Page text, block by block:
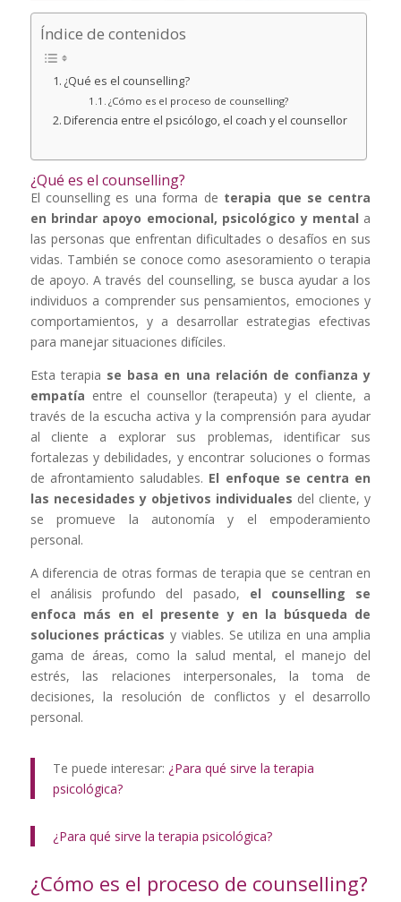
Índice de contenidos
¿Qué es el counselling?
¿Cómo es el proceso de counselling?
Diferencia entre el psicólogo, el coach y el counsellor
¿Qué es el counselling?
El counselling es una forma de terapia que se centra
en brindar apoyo emocional, psicológico y mental a
las personas que enfrentan dificultades o desafíos en sus
vidas. También se conoce como asesoramiento o terapia
de apoyo. A través del counselling, se busca ayudar a los
individuos a comprender sus pensamientos, emociones y
comportamientos, y a desarrollar estrategias efectivas
para manejar situaciones difíciles.
Esta terapia se basa en una relación de confianza y
empatía entre el counsellor (terapeuta) y el cliente, a
través de la escucha activa y la comprensión para ayudar
al cliente a explorar sus problemas, identificar sus
fortalezas y debilidades, y encontrar soluciones o formas
de afrontamiento saludables. El enfoque se centra en
las necesidades y objetivos individuales del cliente, y
se promueve la autonomía y el empoderamiento
personal.
A diferencia de otras formas de terapia que se centran en
el análisis profundo del pasado, el counselling se
enfoca más en el presente y en la búsqueda de
soluciones prácticas y viables. Se utiliza en una amplia
gama de áreas, como la salud mental, el manejo del
estrés, las relaciones interpersonales, la toma de
decisiones, la resolución de conflictos y el desarrollo
personal.
Te puede interesar: ¿Para qué sirve la terapia
psicológica?
¿Para qué sirve la terapia psicológica?
¿Cómo es el proceso de counselling?